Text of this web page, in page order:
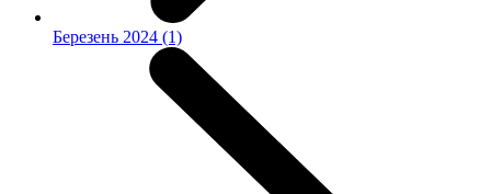
Березень 2024 (1)